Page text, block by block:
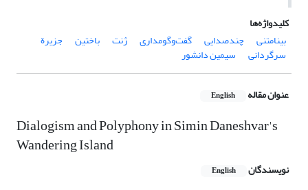
کلیدواژه‌ها
بینامتنی
چندصدایی گفت‌وگومداری ژنت باختین جزیرة
سرگردانی سیمین دانشور
عنوان مقاله English
Dialogism and Polyphony in Simin Daneshvar's
Wandering Island
نویسندگان English